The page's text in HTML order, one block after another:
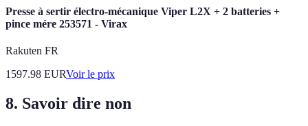
Presse à sertir électro-mécanique Viper L2X + 2 batteries +
pince mére 253571 - Virax
Rakuten FR
1597.98 EURVoir le prix
8. Savoir dire non